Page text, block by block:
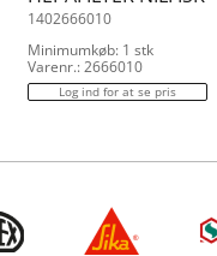
1402666010
Minimumkøb: 1 stk
Varenr.: 2666010
Log ind for at se pris